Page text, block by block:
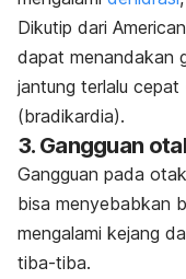
Dikutip dari
dapat menandakan
jantung terlalu cepat
(bradikardia).
3. Gangguan
Gangguan pada
bisa menyebabkan
mengalami kejang
tiba-tiba.